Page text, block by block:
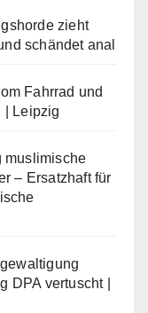
zieht
schändet anal
Fahrrad und
| Leipzig
muslimische
– Ersatzhaft für
DPA vertuscht |